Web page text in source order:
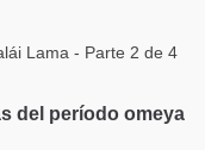
Lama - Parte 2 de 4
del período omeya